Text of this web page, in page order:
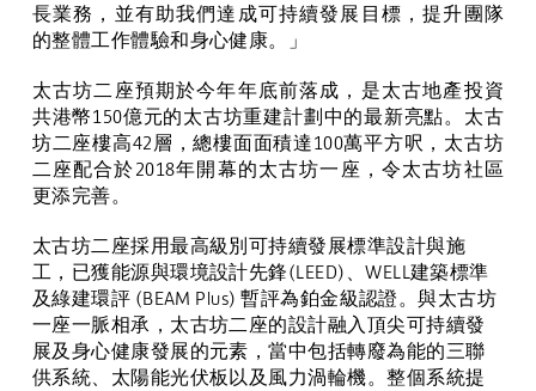
長業務，並有助我們達成可持續發展目標，提升團隊
的整體工作體驗和身心健康。」
太古坊二座預期於今年年底前落成，是太古地產投資
共港幣150億元的太古坊重建計劃中的最新亮點。太古
坊二座樓高42層，總樓面面積達100萬平方呎，太古坊
二座配合於2018年開幕的太古坊一座，令太古坊社區
更添完善。
太古坊二座採用最高級別可持續發展標準設計與施
工，已獲能源與環境設計先鋒(LEED) 、WELL建築標準
及綠建環評 (BEAM Plus)暫評為鉑金級認證。與太古坊
一座一脈相承 ，太古坊二座的設計融入頂尖可持續發
展及身心健康發展的元素，當中包括轉廢為能的三聯
供系統、太陽能光伏板以及風力渦輪機。整個系統提